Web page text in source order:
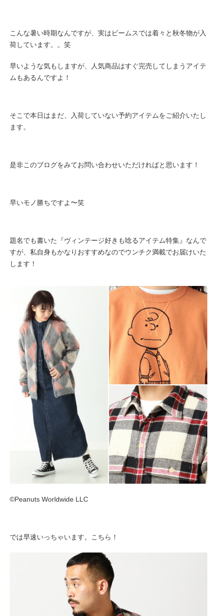
こんな暑い時期なんですが、実はビームスでは着々と秋冬物が入
荷しています。。笑
早いような気もしますが、人気商品はすぐ完売してしまうアイテ
ムもあるんですよ！
そこで本日はまだ、入荷していない予約アイテムをご紹介いたし
ます。
是非このブログをみてお問い合わせいただければと思います！
早いモノ勝ちですよ〜笑
題名でも書いた『ヴィンテージ好きも唸るアイテム特集』なんで
すが、私自身もかなりおすすめなのでウンチク満載でお届けいた
します！
©Peanuts Worldwide LLC
では早速いっちゃいます。こちら！